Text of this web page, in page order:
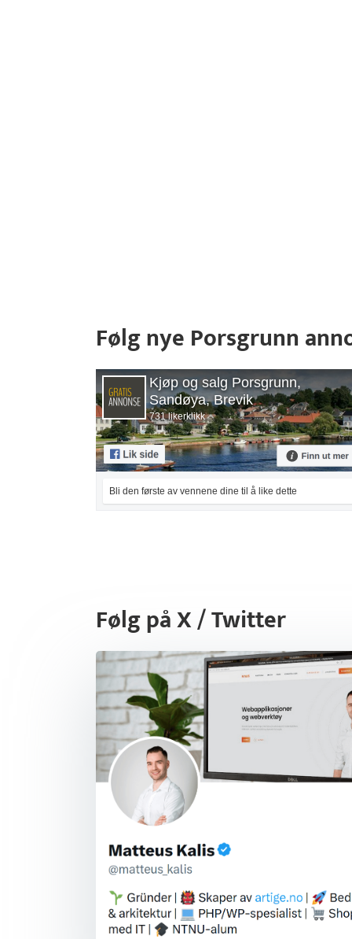
Følg nye Porsgrunn
Kjøp og salg Porsgrunn,
Sandøya, Brevik
731 likerklikk
Bli den første av vennene dine til å like dette
Følg på X / Twitter